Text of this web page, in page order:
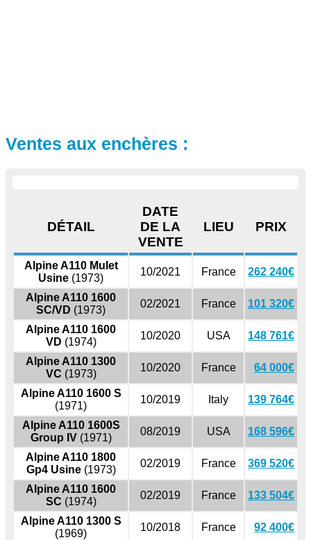
Ventes aux enchères :
DÉTAIL
DATE
DE LA
VENTE
LIEU PRIX
Alpine A110 Mulet
Usine (1973)
10/2021 France 262 240€
Alpine A110 1600
SC/VD (1973)
02/2021 France 101 320€
Alpine A110 1600
VD (1974)
10/2020 USA 148 761€
Alpine A110 1300
VC (1973)
10/2020 France 64 000€
Alpine A110 1600 S
(1971)
10/2019 Italy 139 764€
Alpine A110 1600S
Group IV(1971)
08/2019 USA 168 596€
Alpine A110 1800
Gp4 Usine(1973)
02/2019 France 369 520€
Alpine A110 1600
SC (1974)
02/2019 France 133 504€
Alpine A110 1300 S
(1969)
10/2018 France 92 400€